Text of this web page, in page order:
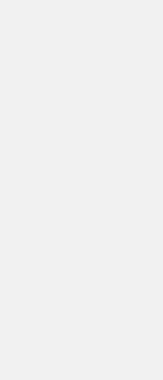
l’invio di
diritti
per
i